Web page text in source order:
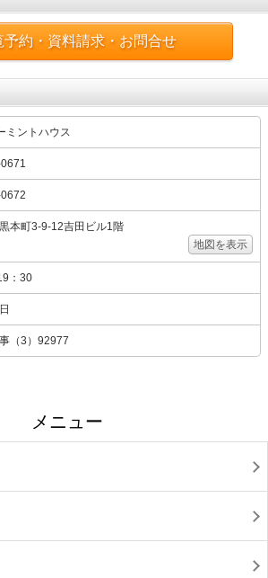
約・資料請求・お問合せ
ミントハウス
本町3-9-12吉田ビル1階
地図を表示
：30
（3）92977
メニュー